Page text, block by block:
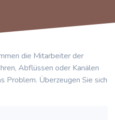
die Mitarbeiter der
Abflüssen oder Kanälen
Problem. Überzeugen Sie sich